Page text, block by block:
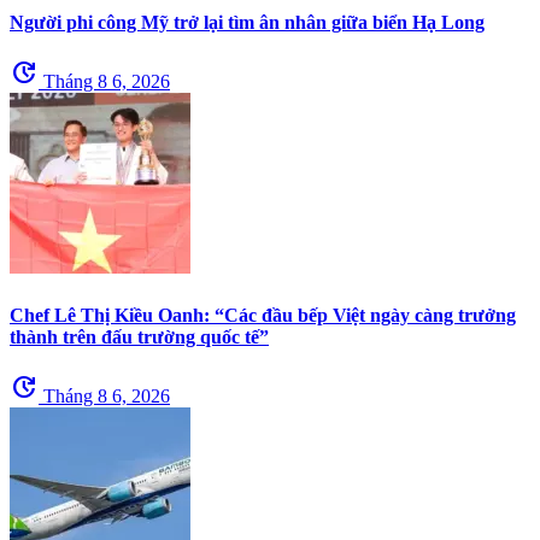
Người phi công Mỹ trở lại tìm ân nhân giữa biển Hạ Long
update Tháng 8 6, 2026
Chef Lê Thị Kiều Oanh: “Các đầu bếp Việt ngày càng trưởng
thành trên đấu trường quốc tế”
update Tháng 8 6, 2026